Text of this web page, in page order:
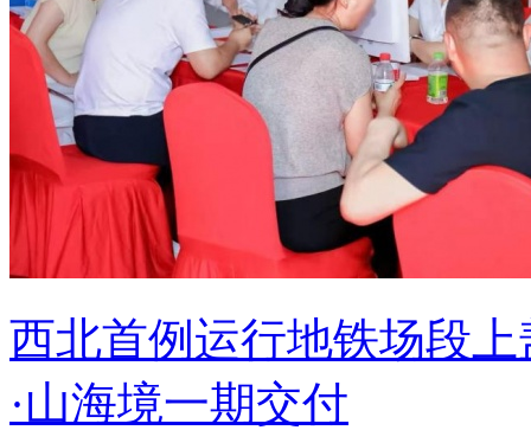
西北首例运行地铁场段
·山海境一期交付